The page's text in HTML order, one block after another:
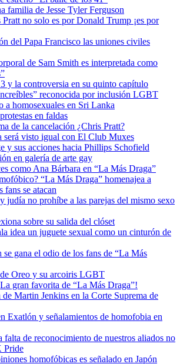
familia de Jesse Tyler Ferguson
no solo es por Donald Trump ¡es por
del Papa Francisco las uniones civiles
de Sam Smith es interpretada como
y la controversia en su quinto capítulo
reconocida por inclusión LGBT
a homosexuales en Sri Lanka
en faldas
de la cancelación ¿Chris Pratt?
será visto igual con El Club Muxes
y sus acciones hacia Phillips Schofield
en galería de arte gay
como Ana Bárbara en “La Más Draga”
“La Más Draga” homenajea a
fans se atacan
judía no prohíbe a las parejas del mismo sexo
sobre su salida del clóset
idea un juguete sexual como un cinturón de
gana el odio de los fans de “La Más
Oreo y su arcoiris LGBT
gran favorita de “La Más Draga”!
Martin Jenkins en la Corte Suprema de
Exatlón y señalamientos de homofobia en
falta de reconocimiento de nuestros aliados no
Pride
homofóbicas es señalado en Japón